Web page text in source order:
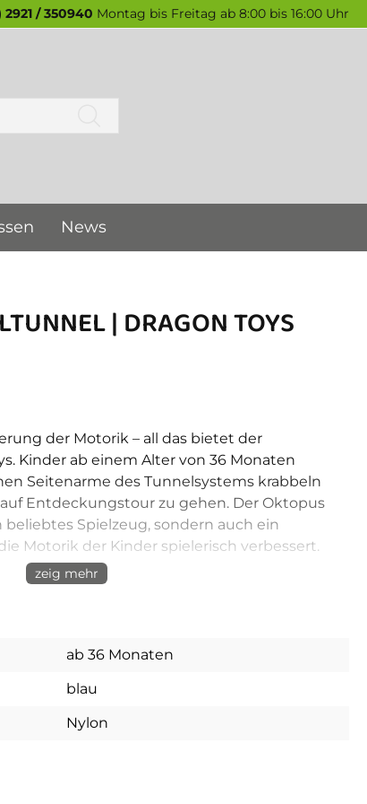
2921 / 350940 Montag bis Freitag ab 8:00 bis 16:00 Uhr
News
| DRAGON TOYS
der Motorik – all das bietet der
Kinder ab einem Alter von 36 Monaten
Seitenarme des Tunnelsystems krabbeln
Entdeckungstour zu gehen. Der Oktopus
Spielzeug, sondern auch ein
Motorik der Kinder spielerisch verbessert.
Herausforderung für die Grobmotorik
im Allgemeinen. Insbesondere die
Herausforderungen des Tunnelsystems.
heraus und sorgt gleichzeitig für großen
zeig mehr
ab 36 Monaten
blau
Nylon